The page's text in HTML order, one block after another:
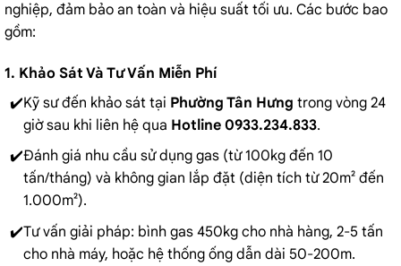
nghiệp, đảm bảo an toàn và hiệu suất tối ưu. Các bước bao
gồm:
1. Khảo Sát Và Tư Vấn Miễn Phí
Kỹ sư đến khảo sát tại Phường Tân Hưng trong vòng 24
giờ sau khi liên hệ qua Hotline 0933.234.833.
Đánh giá nhu cầu sử dụng gas (từ 100kg đến 10
tấn/tháng) và không gian lắp đặt (diện tích từ 20m² đến
1.000m²).
Tư vấn giải pháp: bình gas 450kg cho nhà hàng, 2-5 tấn
cho nhà máy, hoặc hệ thống ống dẫn dài 50-200m.